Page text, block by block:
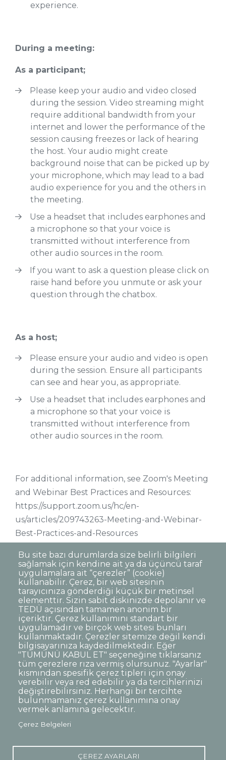
experience.
During a meeting:
As a participant;
Please keep your audio and video closed
during the session. Video streaming might
require additional bandwidth from your
internet and lower the performance of the
session causing freezes or lack of hearing
the host. Your audio might create
background noise that can be picked up by
your microphone, which may lead to a bad
audio experience for you and the others in
the meeting.
Use a headset that includes earphones and
a microphone so that your voice is
transmitted without interference from
other audio sources in the room.
If you want to ask a question please click on
raise hand before you unmute or ask your
question through the chatbox.
As a host;
Please ensure your audio and video is open
during the session. Ensure all participants
can see and hear you, as appropriate.
Use a headset that includes earphones and
a microphone so that your voice is
transmitted without interference from
other audio sources in the room.
For additional information, see Zoom's Meeting
and Webinar Best Practices and Resources:
https://support.zoom.us/hc/en-
us/articles/209743263-Meeting-and-Webinar-
Best-Practices-and-Resources
Bu site bazı durumlarda size belirli bilgileri
sağlamak için kendine ait ya da üçüncü taraf
uygulamalara ait “çerezler” (cookie)
kullanabilir. Çerez, bir web sitesinin
tarayıcınıza gönderdiği küçük bir metinsel
elementtir. Sizin sabit diskinizde depolanır ve
TEDÜ açısından tamamen anonim bir
içeriktir. Çerez kullanımını standart bir
uygulamadır ve birçok web sitesi bunları
kullanmaktadır. Çerezler sitemize değil kendi
bilgisayarınıza kaydedilmektedir. Eğer
"TÜMÜNÜ KABUL ET" seçeneğine tıklarsanız
tüm çerezlere rıza vermiş olursunuz. "Ayarlar"
kısmından spesifik çerez tipleri için onay
verebilir veya red edebilir ya da tercihlerinizi
değiştirebilirsiniz. Herhangi bir tercihte
bulunmamanız çerez kullanımına onay
vermek anlamına gelecektir.
Çerez Belgeleri
ÇEREZ AYARLARI
Dipnot
Sıkça Sorulan Sorular
Kişisel Verilerin Korunması
Gizlilik Politikası
Sorumluluk Reddi
Açık Rıza
Kurumsal Kimlik
© TED Üniversitesi. Ziya Gökalp Caddesi No:48 06420, Kolej
Çankaya ANKARA
ÜniversitesiÜniversitesiÜniversitesi
geç